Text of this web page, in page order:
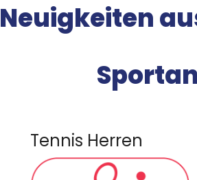
Neuigkeiten
Tennis Herren